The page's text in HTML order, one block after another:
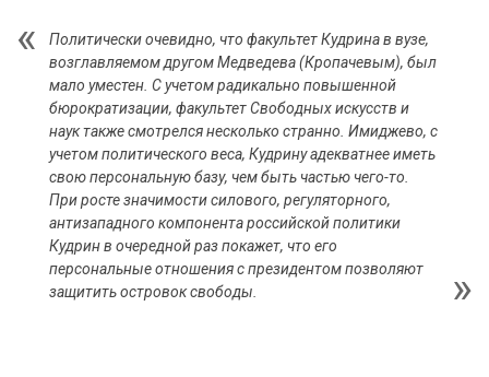
Политически очевидно, что факультет Кудрина в вузе,
возглавляемом другом Медведева (Кропачевым), был
мало уместен. С учетом радикально повышенной
бюрократизации, факультет Свободных искусств и
наук также смотрелся несколько странно. Имиджево, с
учетом политического веса, Кудрину адекватнее иметь
свою персональную базу, чем быть частью чего-то.
При росте значимости силового, регуляторного,
антизападного компонента российской политики
Кудрин в очередной раз покажет, что его
персональные отношения с президентом позволяют
защитить островок свободы.